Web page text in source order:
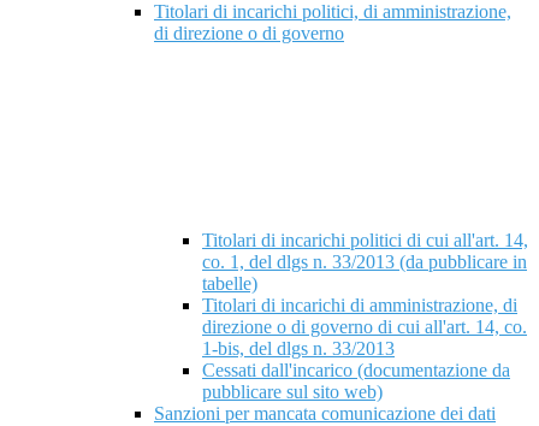
Titolari di incarichi politici, di amministrazione,
di direzione o di governo
Titolari di incarichi politici di cui all'art. 14,
co. 1, del dlgs n. 33/2013 (da pubblicare in
tabelle)
Titolari di incarichi di amministrazione, di
direzione o di governo di cui all'art. 14, co.
1-bis, del dlgs n. 33/2013
Cessati dall'incarico (documentazione da
pubblicare sul sito web)
Sanzioni per mancata comunicazione dei dati